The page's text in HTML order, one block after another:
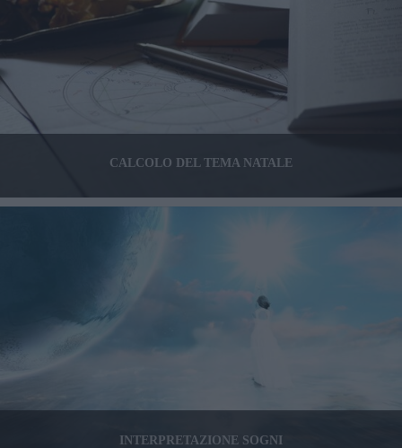
CALCOLO DEL TEMA NATALE
INTERPRETAZIONE SOGNI